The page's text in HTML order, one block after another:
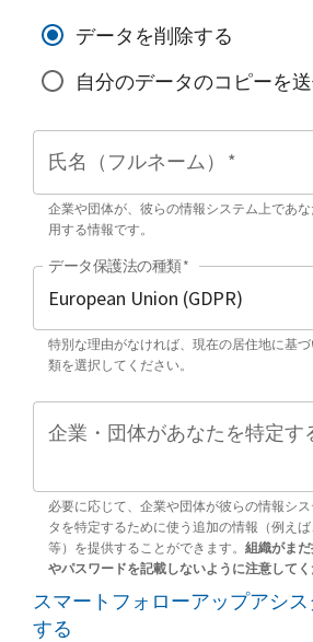
データを削除する
自分のデータのコピーを
氏名（フルネーム） *
企業や団体が、彼らの情報システム上であ
用する情報です。
データ保護法の種類*
特別な理由がなければ、現在の居住地に基
類を選択してください。
必要に応じて、企業や団体が彼らの情報シ
タを特定するために使う追加の情報（例え
等）を提供することができます。 組織がま
やパスワードを記載しないように注意してく
スマートフォローアップアシ
する